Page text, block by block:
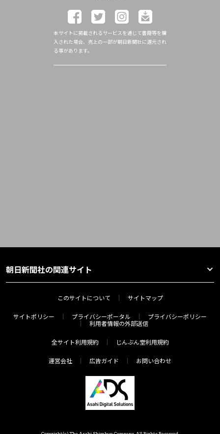
本サイトに掲載されるサービスを通じて書籍等を購
入された場合、売上の一部が朝日新聞社に還元され
る事があります。
朝日新聞社の関連サイト
このサイトについて サイトマップ
サイトポリシー プライバシーポータル
プライバシーポリシー
利用者情報の外部送信
全サイト利用規約 じんぶん堂利用規約
運営会社 広告ガイド お問い合わせ